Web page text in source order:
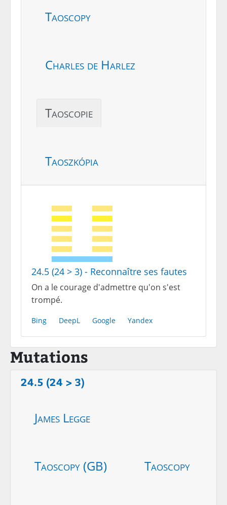
Taoscopy
Charles de Harlez
Taoscopie
Taoszkópia
24.5 (24 > 3) - Reconnaître ses fautes
On a le courage d'admettre qu'on s'est
trompé.
Bing DeepL Google Yandex
Mutations
24.5 (24 > 3)
James Legge
Taoscopy (GB) Taoscopy